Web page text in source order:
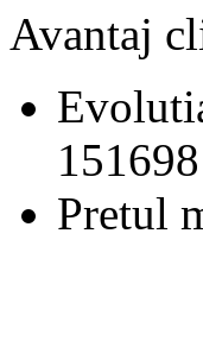
Avantaj
Pretul